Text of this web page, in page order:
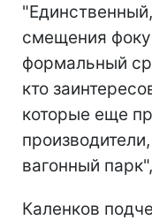
смещения
формальный
кто
которые еще
вагонный
Каленков